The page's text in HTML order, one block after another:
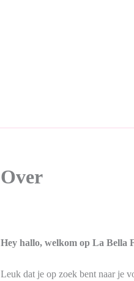
Over
Hey hallo, welkom op La Bella
Leuk dat je op zoek bent naar je